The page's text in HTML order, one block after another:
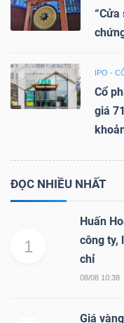
“Cửa
IPO -
Cổ
giá
ĐỌC NHIỀU NHẤT
1
Huấn
công ty,
chỉ
08/08 10:38
Giá